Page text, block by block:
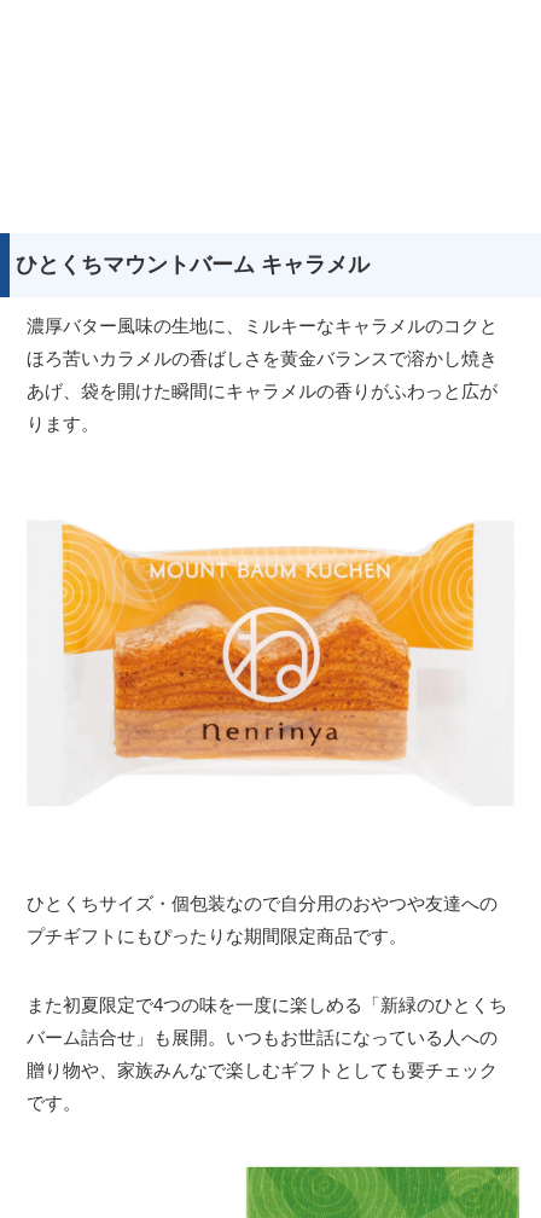
ひとくちマウントバーム キャラメル
濃厚バター風味の生地に、ミルキーなキャラメルのコクと
ほろ苦いカラメルの香ばしさを黄金バランスで溶かし焼き
あげ、袋を開けた瞬間にキャラメルの香りがふわっと広が
ります。
ひとくちサイズ・個包装なので自分用のおやつや友達への
プチギフトにもぴったりな期間限定商品です。
また初夏限定で4つの味を一度に楽しめる「新緑のひとくち
バーム詰合せ」も展開。いつもお世話になっている人への
贈り物や、家族みんなで楽しむギフトとしても要チェック
です。